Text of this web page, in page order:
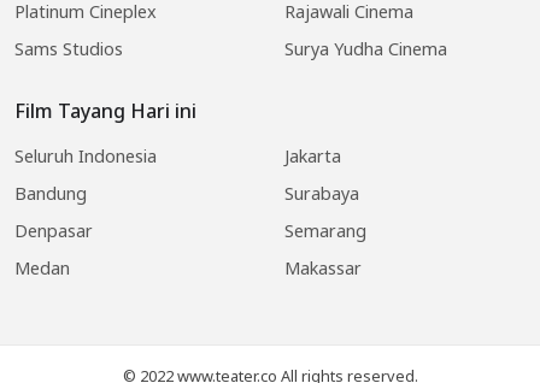
Platinum Cineplex
Rajawali Cinema
Sams Studios
Surya Yudha Cinema
Film Tayang Hari ini
Seluruh Indonesia
Jakarta
Bandung
Surabaya
Denpasar
Semarang
Medan
Makassar
© 2022 www.teater.co All rights reserved.